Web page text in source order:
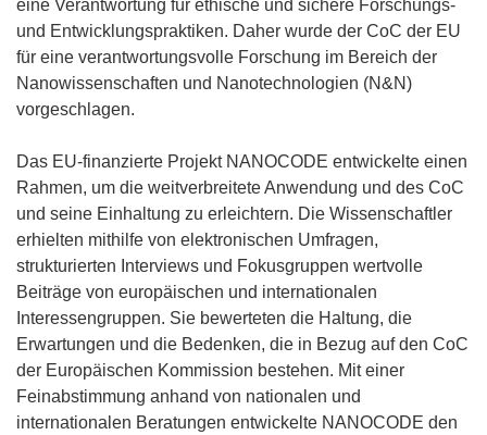
eine Verantwortung für ethische und sichere Forschungs-
und Entwicklungspraktiken. Daher wurde der CoC der EU
für eine verantwortungsvolle Forschung im Bereich der
Nanowissenschaften und Nanotechnologien (N&N)
vorgeschlagen.
Das EU-finanzierte Projekt NANOCODE entwickelte einen
Rahmen, um die weitverbreitete Anwendung und des CoC
und seine Einhaltung zu erleichtern. Die Wissenschaftler
erhielten mithilfe von elektronischen Umfragen,
strukturierten Interviews und Fokusgruppen wertvolle
Beiträge von europäischen und internationalen
Interessengruppen. Sie bewerteten die Haltung, die
Erwartungen und die Bedenken, die in Bezug auf den CoC
der Europäischen Kommission bestehen. Mit einer
Feinabstimmung anhand von nationalen und
internationalen Beratungen entwickelte NANOCODE den